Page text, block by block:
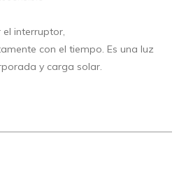
interruptor,
con el tiempo. Es una luz
y carga solar.